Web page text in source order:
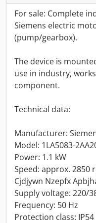
For sale: Complete
Siemens electric
(pump/gearbox).
The device is
use in industry,
component.
Technical data:
Manufacturer:
Model: 1LA5083-
Power: 1.1 kW
Speed: approx. 2850
Cjdjywn Nzepfx
Supply voltage: 220/
Frequency: 50 Hz
Protection class: IP54